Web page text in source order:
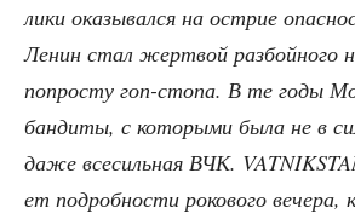
ли­ки ока­зы­вал­ся на острие
Ленин стал жерт­вой раз­бой­но­го
попро­сту гоп-сто­па. В те годы
бан­ди­ты, с кото­ры­ми была не в
даже все­силь­ная ВЧК.
ет подроб­но­сти роко­во­го вече­ра,